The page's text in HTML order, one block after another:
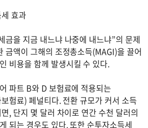
효과
금을 지금 내느냐 나중에 내느냐”의 문제
금액이 그해의 조정총소득(MAGI)을 끌어
비용을 함께 발생시킬 수 있다.
파트 B와 D 보험료에 적용되는
험료) 페널티다. 전환 규모가 커서 소득
, 단지 몇 달러 차이로 연간 수천 달러의
되는 경우도 있다. 또한 순투자소득세